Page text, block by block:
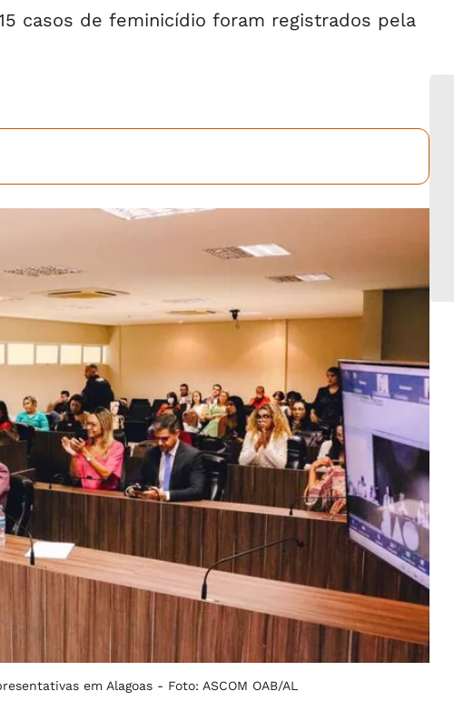
casos de feminicídio foram registrados pela
em Alagoas - Foto: ASCOM OAB/AL